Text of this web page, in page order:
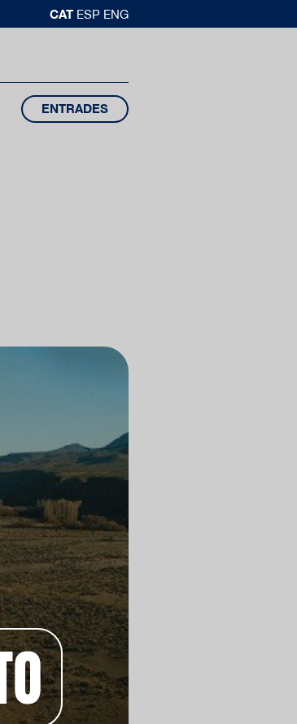
CAT ESP ENG
ENTRADES